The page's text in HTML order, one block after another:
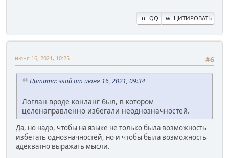
QQ ЦИТИРОВАТЬ
#6
июня 16, 2021, 10:25
Цитата: злой от июня 16, 2021, 09:34
Логлан вроде конланг был, в котором
целенаправленно избегали неоднозначностей.
Да, но надо, чтобы на языке не только была возможность
избегать однозначностей, но и чтобы была возможность
адекватно выражать мысли.